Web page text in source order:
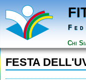
Chi
FESTA